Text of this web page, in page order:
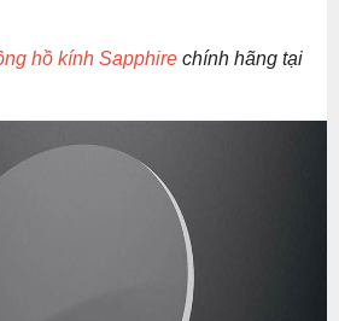
hồ kính Sapphire chính hãng tại